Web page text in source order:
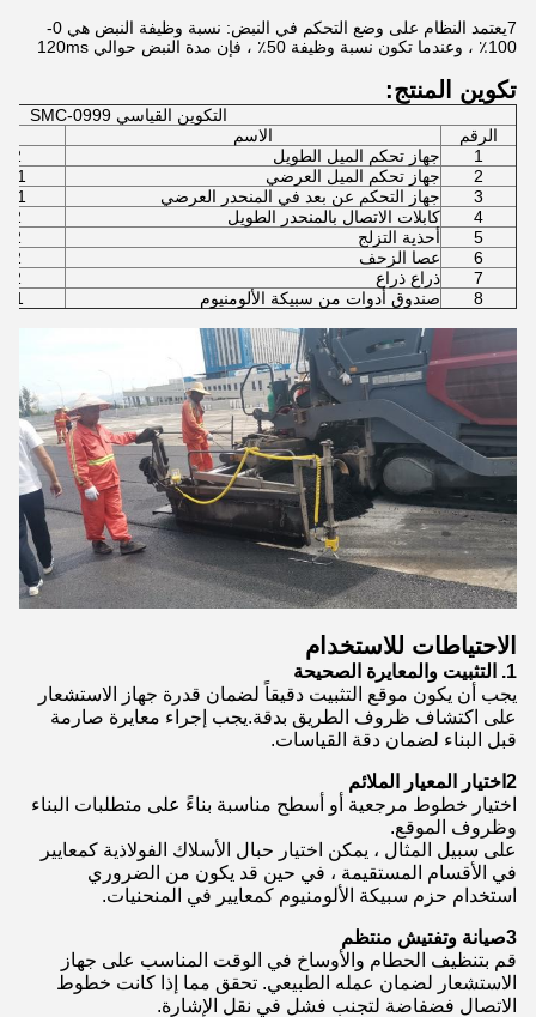
7يعتمد النظام على وضع التحكم في النبض: نسبة وظيفة النبض هي 0-
100٪ ، وعندما تكون نسبة وظيفة 50٪ ، فإن مدة النبض حوالي 120ms
تكوين المنتج:
التكوين القياسي SMC-0999
الرقم
الاسم
1
جهاز تحكم الميل الطويل
2 وحدة/مجموعة
2
جهاز تحكم الميل العرضي
1 وحدة / مجموعة
3
جهاز التحكم عن بعد في المنحدر العرضي
1 وحدة / مجموعة
4
كابلات الاتصال بالمنحدر الطويل
2 قطع/ مجموعة
5
أحذية التزلج
2 قطع/ مجموعة
6
عصا الزحف
2 قطع/ مجموعة
7
ذراع ذراع
2 قطع/ مجموعة
8
صندوق أدوات من سبيكة الألومنيوم 1 قطعة/مجموعة
الاحتياطات للاستخدام
1. التثبيت والمعايرة الصحيحة
يجب أن يكون موقع التثبيت دقيقاً لضمان قدرة جهاز الاستشعار
على اكتشاف ظروف الطريق بدقة.يجب إجراء معايرة صارمة
قبل البناء لضمان دقة القياسات.
2اختيار المعيار الملائم
اختيار خطوط مرجعية أو أسطح مناسبة بناءً على متطلبات البناء
وظروف الموقع.
على سبيل المثال ، يمكن اختيار حبال الأسلاك الفولاذية كمعايير
في الأقسام المستقيمة ، في حين قد يكون من الضروري
استخدام حزم سبيكة الألومنيوم كمعايير في المنحنيات.
3صيانة وتفتيش منتظم
قم بتنظيف الحطام والأوساخ في الوقت المناسب على جهاز
الاستشعار لضمان عمله الطبيعي. تحقق مما إذا كانت خطوط
الاتصال فضفاضة لتجنب فشل في نقل الإشارة.